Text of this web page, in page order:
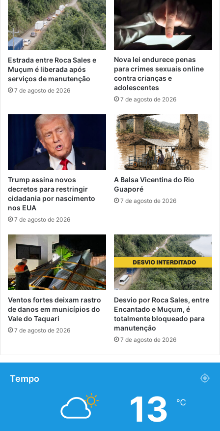
Estrada entre Roca Sales e
Muçum é liberada após
serviços de manutenção
7 de agosto de 2026
Nova lei endurece penas
para crimes sexuais online
contra crianças e
adolescentes
7 de agosto de 2026
Trump assina novos
decretos para restringir
cidadania por nascimento
nos EUA
7 de agosto de 2026
A Balsa Vicentina do Rio
Guaporé
7 de agosto de 2026
Ventos fortes deixam rastro
de danos em municípios do
Vale do Taquari
7 de agosto de 2026
Desvio por Roca Sales, entre
Encantado e Muçum, é
totalmente bloqueado para
manutenção
7 de agosto de 2026
Tempo
13 ℃